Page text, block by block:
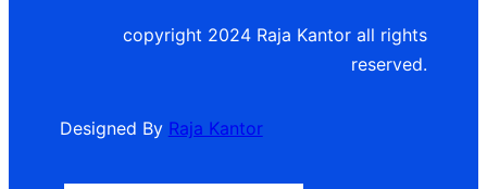
copyright 2024 Raja Kantor all rights
reserved.
Designed By Raja Kantor